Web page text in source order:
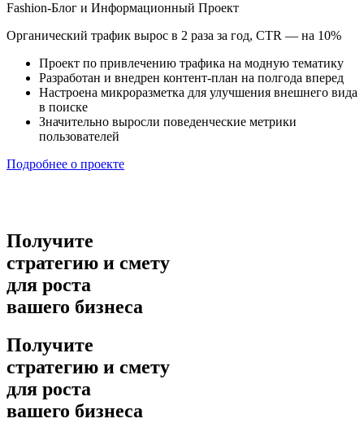
Fashion-Блог и Информационный Проект
Органический трафик вырос в 2 раза за год, CTR — на 10%
Проект по привлечению трафика на модную тематику
Разработан и внедрен контент-план на полгода вперед
Настроена микроразметка для улучшения внешнего вида
в поиске
Значительно выросли поведенческие метрики
пользователей
Подробнее о проекте
Получите
стратегию и смету
для роста
вашего бизнеса
Получите
стратегию и смету
для роста
вашего бизнеса